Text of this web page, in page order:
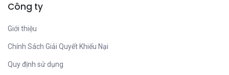
Công ty
Giới thiệu
Chính Sách Giải Quyết Khiếu Nại
Quy định sử dụng